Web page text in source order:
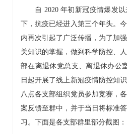
自 2020 年初新冠疫情爆发
下，抗疫已经进入第三个年头。
内再次引起了广泛传播，为了加
关知识的掌握，做到科学防控、
部在离退休党总支、离退休办公
日起开展了线上新冠疫情防控知
八点各支部组织党员参加竞赛，
案反馈至群中，并于当日将标准
习。下面是各支部群里部分截图：